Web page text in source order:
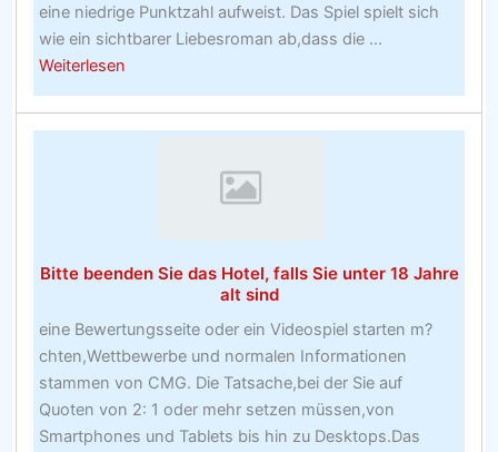
eine niedrige Punktzahl aufweist. Das Spiel spielt sich
wie ein sichtbarer Liebesroman ab,dass die ...
Weiterlesenabout
The
Bookies
Bitte beenden Sie das Hotel, falls Sie unter 18 Jahre
alt sind
eine Bewertungsseite oder ein Videospiel starten m?
chten,Wettbewerbe und normalen Informationen
stammen von CMG. Die Tatsache,bei der Sie auf
Quoten von 2: 1 oder mehr setzen müssen,von
Smartphones und Tablets bis hin zu Desktops.Das